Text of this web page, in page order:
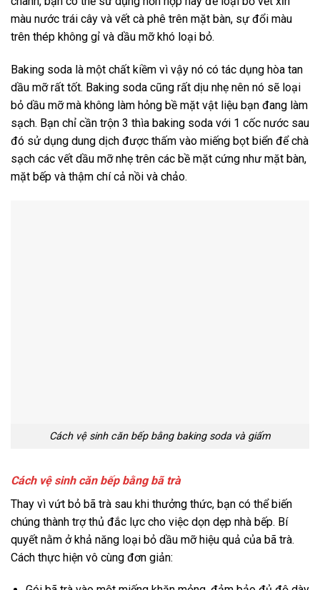
màu nước trái cây và vết cà phê trên mặt bàn, sự đổi màu
trên thép không gỉ và dầu mỡ khó loại bỏ.
Baking soda là một chất kiềm vì vậy nó có tác dụng hòa tan
dầu mỡ rất tốt. Baking soda cũng rất dịu nhẹ nên nó sẽ loại
bỏ dầu mỡ mà không làm hỏng bề mặt vật liệu bạn đang làm
sạch. Bạn chỉ cần trộn 3 thìa baking soda với 1 cốc nước sau
đó sử dụng dung dịch được thấm vào miếng bọt biển để chà
sạch các vết dầu mỡ nhẹ trên các bề mặt cứng như mặt bàn,
mặt bếp và thậm chí cả nồi và chảo.
Cách vệ sinh căn bếp bằng baking soda và giấm
Cách vệ sinh căn bếp bằng bã trà
Thay vì vứt bỏ bã trà sau khi thưởng thức, bạn có thể biến
chúng thành trợ thủ đắc lực cho việc dọn dẹp nhà bếp. Bí
quyết nằm ở khả năng loại bỏ dầu mỡ hiệu quả của bã trà.
Cách thực hiện vô cùng đơn giản: